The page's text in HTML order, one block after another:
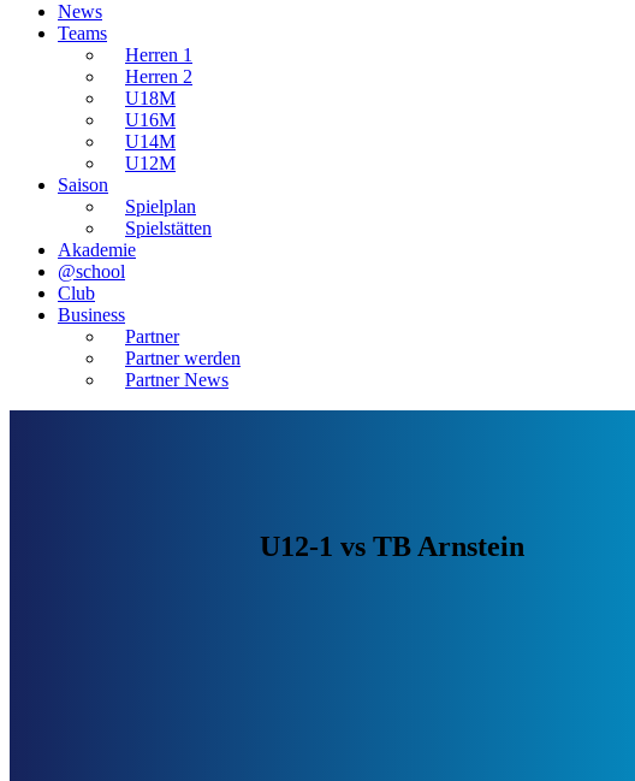
News
Teams
Herren 1
Herren 2
U18M
U16M
U14M
U12M
Saison
Spielplan
Spielstätten
Akademie
@school
Club
Business
Partner
Partner werden
Partner News
U12-1 vs TB Arnstein